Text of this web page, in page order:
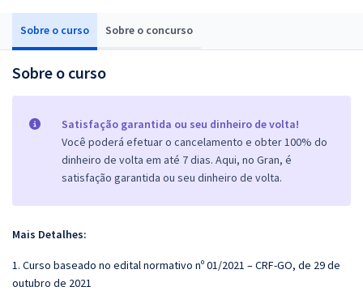
Sobre o curso Sobre o concurso
Sobre o curso
Satisfação garantida ou seu dinheiro de volta!
Você poderá efetuar o cancelamento e obter 100% do
dinheiro de volta em até 7 dias. Aqui, no Gran, é
satisfação garantida ou seu dinheiro de volta.
Mais Detalhes:
1. Curso baseado no edital normativo nº 01/2021 – CRF‐GO, de 29 de
outubro de 2021